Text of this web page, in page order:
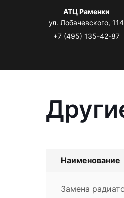
АТЦ Раменки
ул. Лобачевского, 114
+7 (495) 135-42-87
Наименование
Замена